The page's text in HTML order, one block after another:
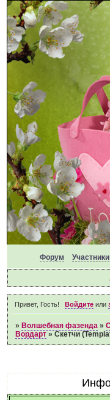
Форум Участники
Привет, Гость! Войдитеили
» Волшебная фазенда »
Вордарт »Скетчи